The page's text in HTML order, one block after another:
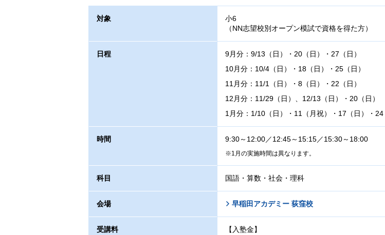
対象
小6
（NN志望校別オープン模試で資格を得た方）
日程
9月分：9/13（日）・20（日）・27（日）
10月分：10/4（日）・18（日）・25（日）
11月分：11/1（日）・8（日）・22（日）
12月分：11/29（日）、12/13（日）・20（日）
1月分：1/10（日）・11（月祝）・17（日）・24
時間 9:30～12:00／12:45～15:15／15:30～18:00
1月の実施時間は異なります。
科目 国語・算数・社会・理科
会場 早稲田アカデミー 荻窪校
受講料 【入塾金】